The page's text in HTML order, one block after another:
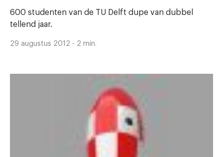
600 studenten van de TU Delft dupe van dubbel
tellend jaar.
29 augustus 2012 - 2 min.